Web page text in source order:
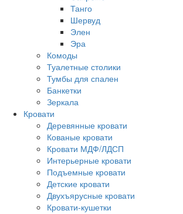
Танго
Шервуд
Элен
Эра
Комоды
Туалетные столики
Тумбы для спален
Банкетки
Зеркала
Кровати
Деревянные кровати
Кованые кровати
Кровати МДФ/ЛДСП
Интерьерные кровати
Подъемные кровати
Детские кровати
Двухъярусные кровати
Кровати-кушетки